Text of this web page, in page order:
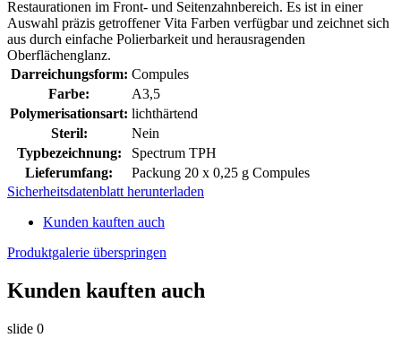
Restaurationen im Front- und Seitenzahnbereich. Es ist in einer
Auswahl präzis getroffener Vita Farben verfügbar und zeichnet sich
aus durch einfache Polierbarkeit und herausragenden
Oberflächenglanz.
Darreichungsform: Compules
Farbe:
A3,5
Polymerisationsart: lichthärtend
Steril:
Nein
Typbezeichnung:
Spectrum TPH
Lieferumfang:
Packung 20 x 0,25 g Compules
Sicherheitsdatenblatt herunterladen
Kunden kauften auch
Produktgalerie überspringen
Kunden kauften auch
slide 0